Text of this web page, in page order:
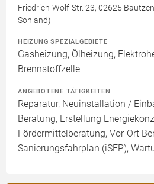
Friedrich-Wolf-Str. 23, 02625
Sohland)
HEIZUNG SPEZIALGEBIETE
Gasheizung, Ölheizung,
Brennstoffzelle
ANGEBOTENE TÄTIGKEITEN
Reparatur, Neuinstallation /
Beratung, Erstellung
Fördermittelberatung, Vor-Ort
Sanierungsfahrplan (iSFP),